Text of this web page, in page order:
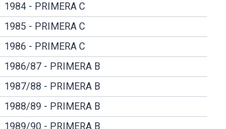
1984 - PRIMERA C
1985 - PRIMERA C
1986 - PRIMERA C
1986/87 - PRIMERA B
1987/88 - PRIMERA B
1988/89 - PRIMERA B
1989/90 - PRIMERA B